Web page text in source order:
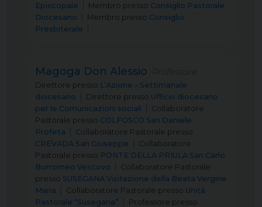
Episcopale
Membro presso Consiglio Pastorale
Diocesano
Membro presso Consiglio
Presbiterale
Magoga Don Alessio
Direttore presso L’Azione – Settimanale
diocesano
Direttore presso Ufficio diocesano
per le Comunicazioni sociali
Collaboratore
Pastorale presso COLFOSCO San Daniele
Profeta
Collaboratore Pastorale presso
CREVADA San Giuseppe
Collaboratore
Pastorale presso PONTE DELLA PRIULA San Carlo
Borromeo Vescovo
Collaboratore Pastorale
presso SUSEGANA Visitazione della Beata Vergine
Maria
Collaboratore Pastorale presso Unità
Pastorale “Susegana”
Professore presso